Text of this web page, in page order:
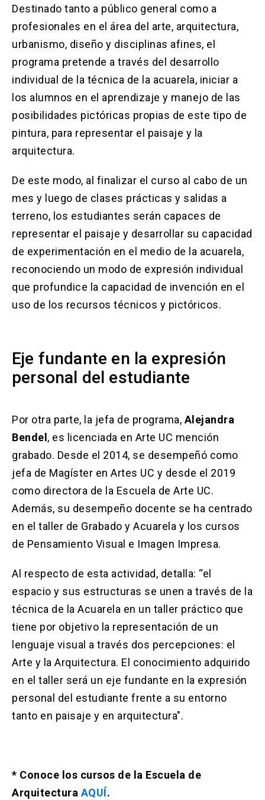
en
una
nueva
pestaña)
en
nueva
pestaña)
enlace
abre
en
una
nueva
pestaña)
Destinado tanto a público general como a
profesionales en el área del arte, arquitectura,
urbanismo, diseño y disciplinas afines, el
programa pretende a través del desarrollo
individual de la técnica de la acuarela, iniciar a
los alumnos en el aprendizaje y manejo de las
posibilidades pictóricas propias de este tipo de
pintura, para representar el paisaje y la
arquitectura.
De este modo, al finalizar el curso al cabo de un
mes y luego de clases prácticas y salidas a
terreno, los estudiantes serán capaces de
representar el paisaje y desarrollar su capacidad
de experimentación en el medio de la acuarela,
reconociendo un modo de expresión individual
que profundice la capacidad de invención en el
uso de los recursos técnicos y pictóricos.
Eje fundante en la expresión
personal del estudiante
Por otra parte, la jefa de programa, Alejandra
Bendel , es licenciada en Arte UC mención
grabado. Desde el 2014, se desempeñó como
jefa de Magíster en Artes UC y desde el 2019
como directora de la Escuela de Arte UC.
Además, su desempeño docente se ha centrado
en el taller de Grabado y Acuarela y los cursos
de Pensamiento Visual e Imagen Impresa.
Al respecto de esta actividad, detalla: “el
espacio y sus estructuras se unen a través de la
técnica de la Acuarela en un taller práctico que
tiene por objetivo la representación de un
lenguaje visual a través dos percepciones: el
Arte y la Arquitectura. El conocimiento adquirido
en el taller será un eje fundante en la expresión
personal del estudiante frente a su entorno
tanto en paisaje y en arquitectura".
* Conoce los cursos de la Escuela de
Arquitectura AQUÍ.